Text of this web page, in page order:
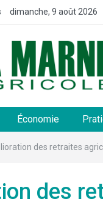
dimanche, 9 août 2026
Économie
des retraites
des